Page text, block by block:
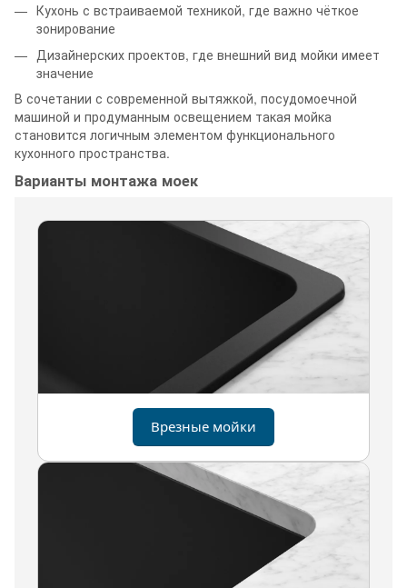
Кухонь с встраиваемой техникой, где важно чёткое
зонирование
Дизайнерских проектов, где внешний вид мойки имеет
значение
В сочетании с современной вытяжкой, посудомоечной
машиной и продуманным освещением такая мойка
становится логичным элементом функционального
кухонного пространства.
Варианты монтажа моек
Врезные мойки